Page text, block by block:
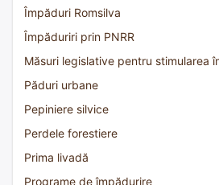
Împăduri Romsilva
Împăduriri prin PNRR
Măsuri legislative pentru stimularea
Păduri urbane
Pepiniere silvice
Perdele forestiere
Prima livadă
Programe de împădurire